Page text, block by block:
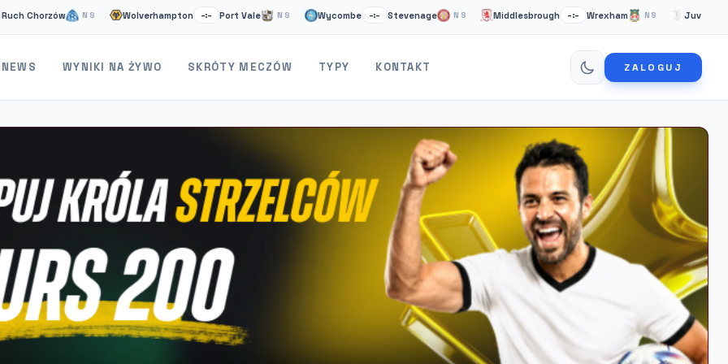
NS Wolverhampton –:– Port Vale NS Wycombe –:– Stevenage NS Middlesbrough –:– Wrexham NS Juventus Turyn
NEWS WYNIKI NA ŻYWO SKRÓTY MECZÓW TYPY KONTAKT ZALOGUJ